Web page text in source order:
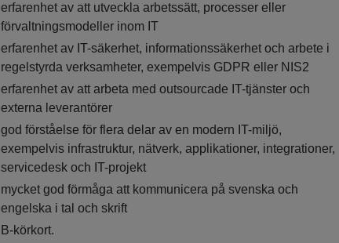
erfarenhet av att utveckla arbetssätt, processer eller
förvaltningsmodeller inom IT
erfarenhet av IT-säkerhet, informationssäkerhet och arbete i
regelstyrda verksamheter, exempelvis GDPR eller NIS2
erfarenhet av att arbeta med outsourcade IT-tjänster och
externa leverantörer
god förståelse för flera delar av en modern IT-miljö,
exempelvis infrastruktur, nätverk, applikationer, integrationer,
servicedesk och IT-projekt
mycket god förmåga att kommunicera på svenska och
engelska i tal och skrift
B-körkort.